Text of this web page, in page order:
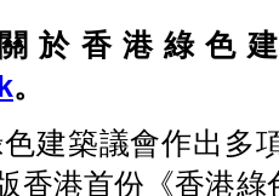
於香港綠色
。
建築議會作出多
香港首份《香港